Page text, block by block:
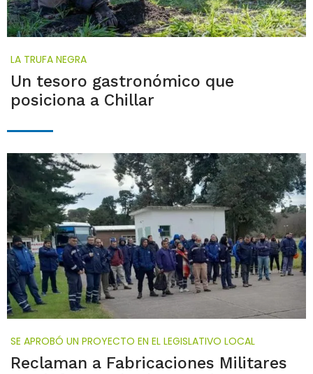
LA TRUFA NEGRA
Un tesoro gastronómico que
posiciona a Chillar
SE APROBÓ UN PROYECTO EN EL LEGISLATIVO LOCAL
Reclaman a Fabricaciones Militares